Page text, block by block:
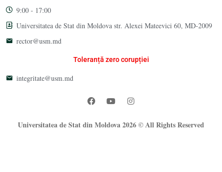
9:00 - 17:00
Universitatea de Stat din Moldova str. Alexei Mateevici 60, MD-2009
rector@usm.md
Toleranță zero corupției
integritate@usm.md
Universitatea de Stat din Moldova 2026 © All Rights Reserved